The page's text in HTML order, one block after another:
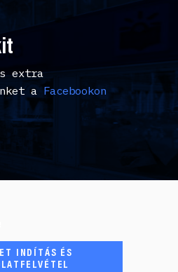
extra
aFacebookon
INDÍTÁS ÉS